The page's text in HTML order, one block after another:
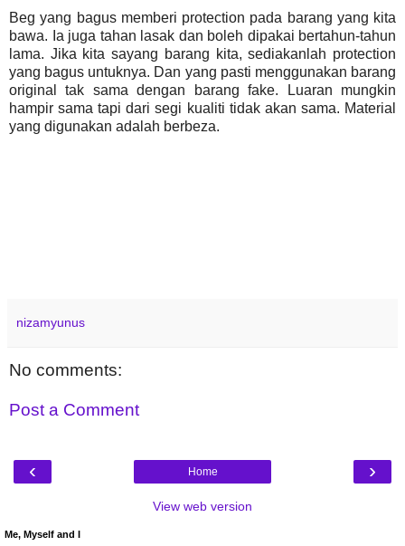
Beg yang bagus memberi protection pada barang yang kita
bawa. Ia juga tahan lasak dan boleh dipakai bertahun-tahun
lama. Jika kita sayang barang kita, sediakanlah protection
yang bagus untuknya. Dan yang pasti menggunakan barang
original tak sama dengan barang fake. Luaran mungkin
hampir sama tapi dari segi kualiti tidak akan sama. Material
yang digunakan adalah berbeza.
nizamyunus
No comments:
Post a Comment
‹ ›
Home
View web version
Me, Myself and I